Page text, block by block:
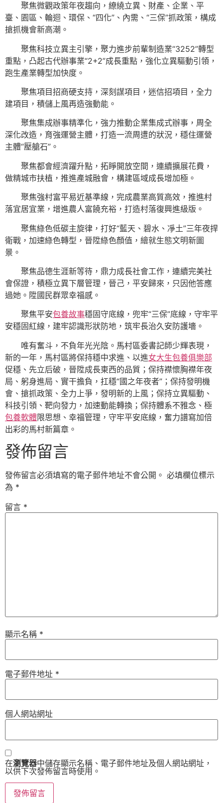
聚焦微觀政策年夜趨向，繚繞立異、財產、企業、平
臺、園區、輪迴、環保、“四化”、內需、“三保”抓政策，構成
搶抓機會新高潮。
聚焦科技立異主引擎，聚力進步前輩制造業“3252”轉型
重點，凸起古代辦事業“2+2”成長重點，強化立異驅動引領，
跑生產業轉型加快度。
聚焦項目招商硬支持，深刻謀項目，迷信招項目，全力
建項目，積儲上風再造強動能。
聚焦集成辦事精準化，強力推動企業集成式辦事，周全
深化改造，育強運營主體，打造一流周遭的狀況，穩住運營
主體“壓艙石”。
聚焦都會經濟躍升點，拓睜開放空間，連續擴展花費，
做精城市扶植，推進產城融會，構建區域成長增加極。
聚焦強村富平易近基準線，完成農業高質高效，推進村
落宜居宜業，增進農人富饒充裕，打造村落復興進級版。
聚焦綠色低碳主旋律，打好“藍天、碧水、凈土”三年夜捍
衛戰，加速綠色轉型，晉陞綠色顏值，繪就生態文明新圖
景。
聚焦品德生涯新等待，鼎力成長社會工作，連續完美社
會保證，積極立異下層管理，晉己，平安歸來，只因他答應
過她。陞國民群眾幸福感。
聚焦平安包養故事穩固守底線，兜牢“三保”底線，守牢平
安穩固紅線，建牢認識形狀防地，筑牢長治久安防護墻。
唯有奮斗，不負年光光陰。馬村區委書記師少輝表現，
新的一年，馬村區將保持穩中求進、以進女大生包養俱樂部
促穩、先立后破，晉陞成長東西的品質；保持襟懷胸襟年夜
局、躬身進局、實干擔負，扛穩“國之年夜者”；保持發明機
會、搶抓政策、全力上爭，發明新的上風；保持立異驅動、
科技引領、靶向發力，加速動能轉換；保持體系不雅念、極
包養軟體限思想、幸福管理，守牢平安底線，奮力譜寫加倍
出彩的馬村新篇章。
發佈留言
發佈留言必須填寫的電子郵件地址不會公開。 必填欄位標示
為 *
留言 *
顯示名稱 *
電子郵件地址 *
個人網站網址
在瀏覽器中儲存顯示名稱、電子郵件地址及個人網站網址，
以供下次發佈留言時使用。